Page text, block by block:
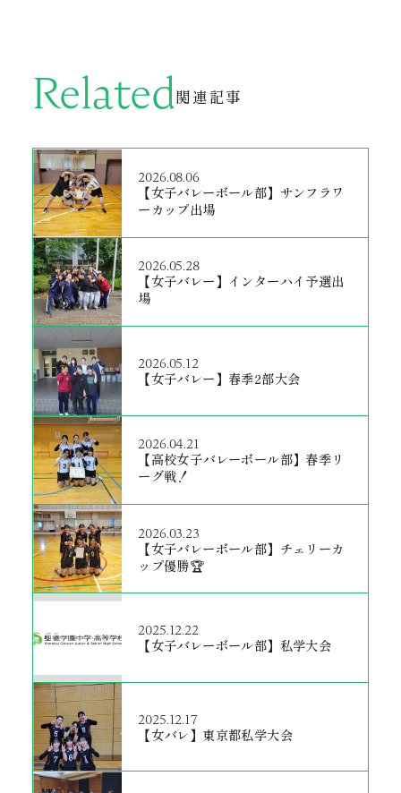
Related関連記事
2026.08.06
【女子バレーボール部】サンフラワ
ーカップ出場
2026.05.28
【女子バレー】インターハイ予選出
場
2026.05.12
【女子バレー】春季2部大会
2026.04.21
【高校女子バレーボール部】春季リ
ーグ戦！
2026.03.23
【女子バレーボール部】チェリーカ
ップ優勝🏆
2025.12.22
【女子バレーボール部】私学大会
2025.12.17
【女バレ】東京都私学大会